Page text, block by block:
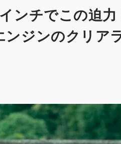
ンチでこの迫
ジンのクリア